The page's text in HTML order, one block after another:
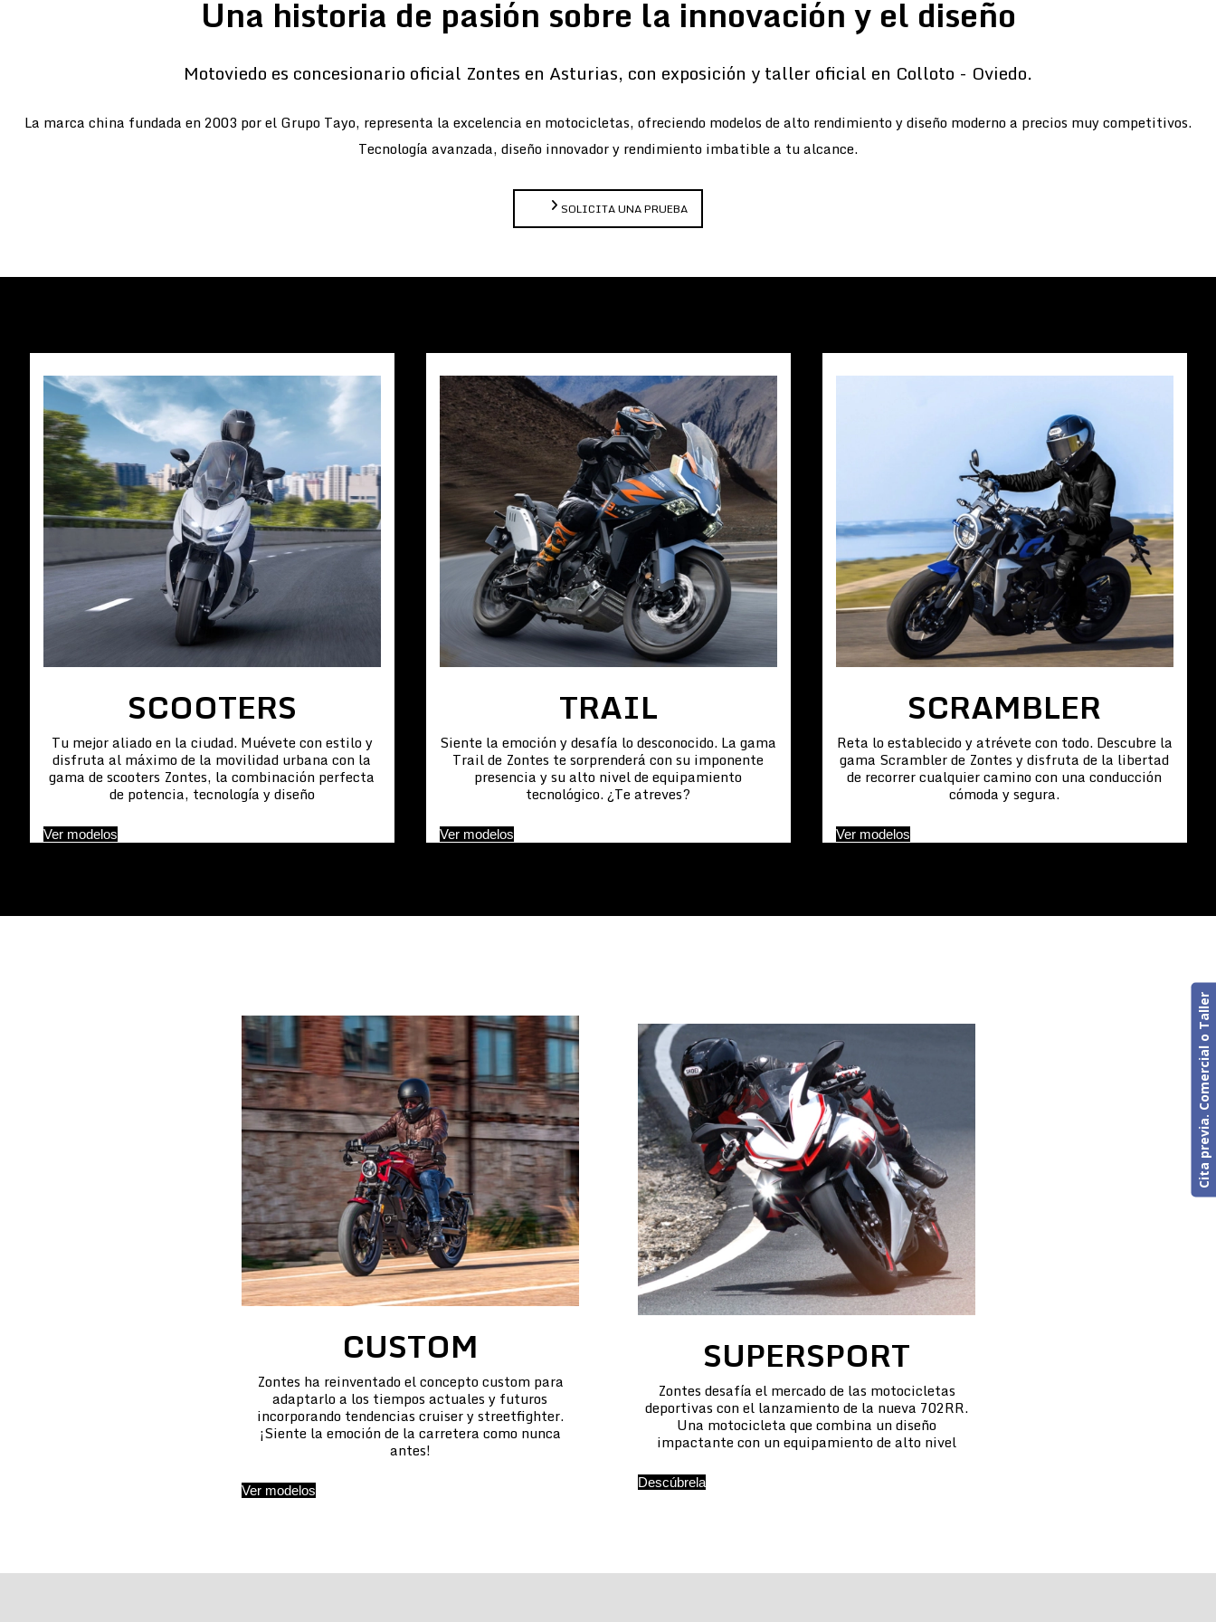
Una historia de pasión sobre la innovación y el diseño
Motoviedo es concesionario oficial Zontes en Asturias, con exposición y taller oficial en Colloto - Oviedo.
La marca china fundada en 2003 por el Grupo Tayo, representa la excelencia en motocicletas, ofreciendo modelos de alto rendimiento y diseño moderno a precios muy competitivos.
Tecnología avanzada, diseño innovador y rendimiento imbatible a tu alcance.
SOLICITA UNA PRUEBA
SCOOTERS
Tu mejor aliado en la ciudad. Muévete con estilo y
disfruta al máximo de la movilidad urbana con la
gama de scooters Zontes, la combinación perfecta
de potencia, tecnología y diseño
Ver modelos
TRAIL
Siente la emoción y desafía lo desconocido. La gama
Trail de Zontes te sorprenderá con su imponente
presencia y su alto nivel de equipamiento
tecnológico. ¿Te atreves?
Ver modelos
SCRAMBLER
Reta lo establecido y atrévete con todo. Descubre la
gama Scrambler de Zontes y disfruta de la libertad
de recorrer cualquier camino con una conducción
cómoda y segura.
Ver modelos
CUSTOM
Zontes ha reinventado el concepto custom para
adaptarlo a los tiempos actuales y futuros
incorporando tendencias cruiser y streetfighter.
¡Siente la emoción de la carretera como nunca
antes!
Ver modelos
SUPERSPORT
Zontes desafía el mercado de las motocicletas
deportivas con el lanzamiento de la nueva 702RR.
Una motocicleta que combina un diseño
impactante con un equipamiento de alto nivel
Descúbrela
Cita previa. Comercial o Taller